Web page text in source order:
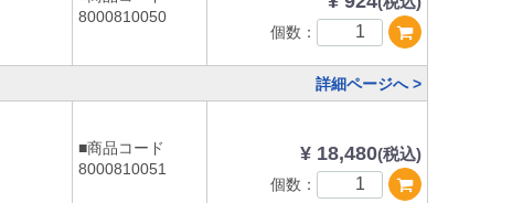
8000810050
個数：
詳細ページへ >
■商品コード
8000810051
¥ 18,480(税込)
個数：